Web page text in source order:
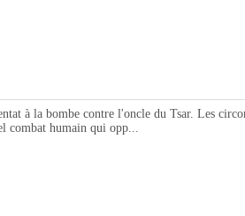
à la bombe contre l'oncle du Tsar. Les
combat humain qui opp...